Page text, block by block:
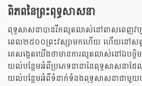
ពិភពនៃព្រះពុទ្ធសាសនា
ពុទ្ធសាសនាបានរីកលូតលាស់នៅពាសពេញវ
ពេល២៥០០ព្រះវស្សាមកហើយ ហើយនៅសត្ត
គេសង្កេតឃើងថាមានការលូតលាស់នៅ​​ឯបច្ចិ
យល់បន្ថែមអំពីប្រភេទនានានៃពុទ្ធសាសនាដ
យល់បន្ថែមអំពីទំនាក់ទំនងពុទ្ធសាសនាជាមួ